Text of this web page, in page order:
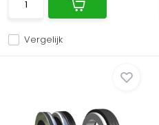
Vergelijk